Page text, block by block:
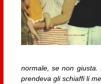
normale, se non giusta.
prendeva gli schiaffi li